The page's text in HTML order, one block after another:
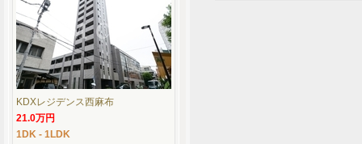
KDXレジデンス西麻布
21.0万円
1DK - 1LDK